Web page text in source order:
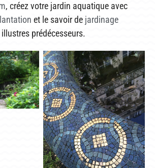
, créez votre jardin aquatique avec
et le savoir de jardinage
prédécesseurs.